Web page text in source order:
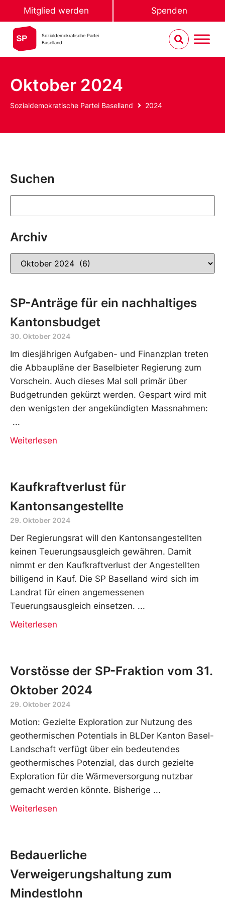
Mitglied werden Spenden
Sozialdemokratische Partei
Baselland
Oktober 2024
Sozialdemokratische Partei Baselland 2024
Suchen
Archiv
SP-Anträge für ein nachhaltiges
Kantonsbudget
30. Oktober 2024
Im diesjährigen Aufgaben- und Finanzplan treten
die Abbaupläne der Baselbieter Regierung zum
Vorschein. Auch dieses Mal soll primär über
Budgetrunden gekürzt werden. Gespart wird mit
den wenigsten der angekündigten Massnahmen:
Weiterlesen
Kaufkraftverlust für
Kantonsangestellte
29. Oktober 2024
Der Regierungsrat will den Kantonsangestellten
keinen Teuerungsausgleich gewähren. Damit
nimmt er den Kaufkraftverlust der Angestellten
billigend in Kauf. Die SP Baselland wird sich im
Landrat für einen angemessenen
Teuerungsausgleich einsetzen.
Weiterlesen
Vorstösse der SP-Fraktion vom 31.
Oktober 2024
29. Oktober 2024
Motion: Gezielte Exploration zur Nutzung des
geothermischen Potentials in BLDer Kanton Basel-
Landschaft verfügt über ein bedeutendes
geothermisches Potenzial, das durch gezielte
Exploration für die Wärmeversorgung nutzbar
gemacht werden könnte. Bisherige
Weiterlesen
Bedauerliche
Verweigerungshaltung zum
Mindestlohn